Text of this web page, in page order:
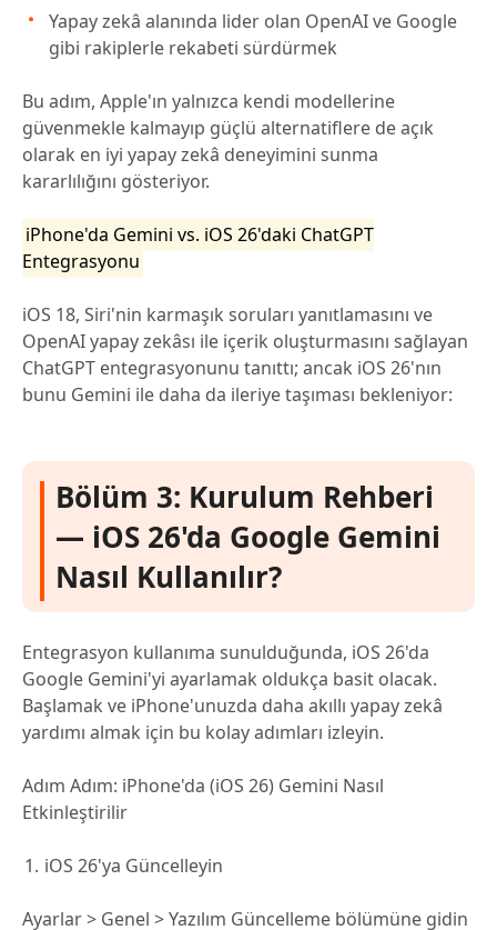
Yapay zekâ alanında lider olan OpenAI ve Google
gibi rakiplerle rekabeti sürdürmek
Bu adım, Apple'ın yalnızca kendi modellerine
güvenmekle kalmayıp güçlü alternatiflere de açık
olarak en iyi yapay zekâ deneyimini sunma
kararlılığını gösteriyor.
iPhone'da Gemini vs. iOS 26'daki ChatGPT
Entegrasyonu
iOS 18, Siri'nin karmaşık soruları yanıtlamasını ve
OpenAI yapay zekâsı ile içerik oluşturmasını sağlayan
ChatGPT entegrasyonunu tanıttı; ancak iOS 26'nın
bunu Gemini ile daha da ileriye taşıması bekleniyor:
Bölüm 3: Kurulum Rehberi
— iOS 26'da Google Gemini
Nasıl Kullanılır?
Entegrasyon kullanıma sunulduğunda, iOS 26'da
Google Gemini'yi ayarlamak oldukça basit olacak.
Başlamak ve iPhone'unuzda daha akıllı yapay zekâ
yardımı almak için bu kolay adımları izleyin.
Adım Adım: iPhone'da (iOS 26) Gemini Nasıl
Etkinleştirilir
iOS 26'ya Güncelleyin
Ayarlar > Genel > Yazılım Güncelleme bölümüne gidin